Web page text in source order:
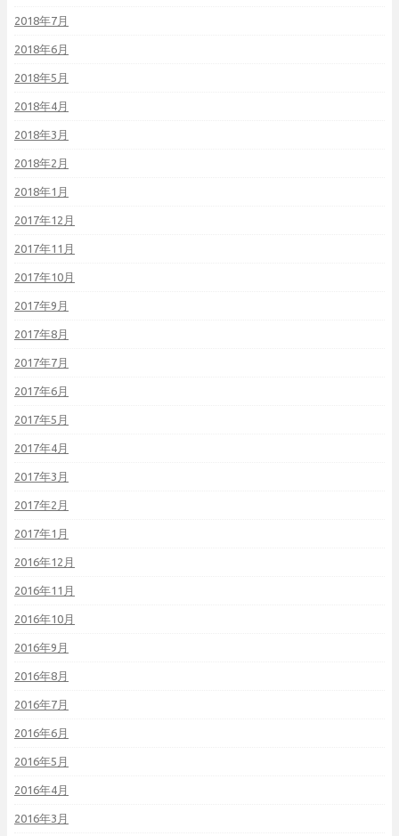
2018年7月
2018年6月
2018年5月
2018年4月
2018年3月
2018年2月
2018年1月
2017年12月
2017年11月
2017年10月
2017年9月
2017年8月
2017年7月
2017年6月
2017年5月
2017年4月
2017年3月
2017年2月
2017年1月
2016年12月
2016年11月
2016年10月
2016年9月
2016年8月
2016年7月
2016年6月
2016年5月
2016年4月
2016年3月